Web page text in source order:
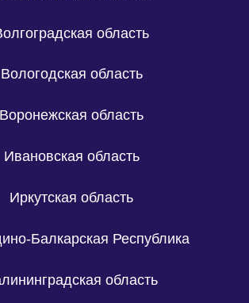
область
Вологодская область
Воронежская область
Ивановская область
Иркутская область
Балкарская Республика
область